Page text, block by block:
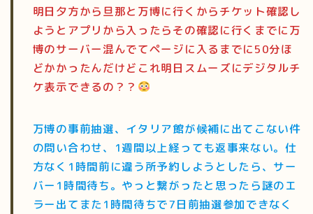
明日夕方から旦那と万博に行くからチケット確認し
ようとアプリから入ったらその確認に行くまでに万
博のサーバー混んでてページに入るまでに50分ほ
どかかったんだけどこれ明日スムーズにデジタルチ
ケ表示できるの？？
万博の事前抽選、イタリア館が候補に出てこない件
の問い合わせ、1週間以上経っても返事来ない。仕
方なく1時間前に違う所予約しようとしたら、サー
バー1時間待ち。やっと繋がったと思ったら謎のエ
ラー出てまた1時間待ちで7日前抽選参加できなく